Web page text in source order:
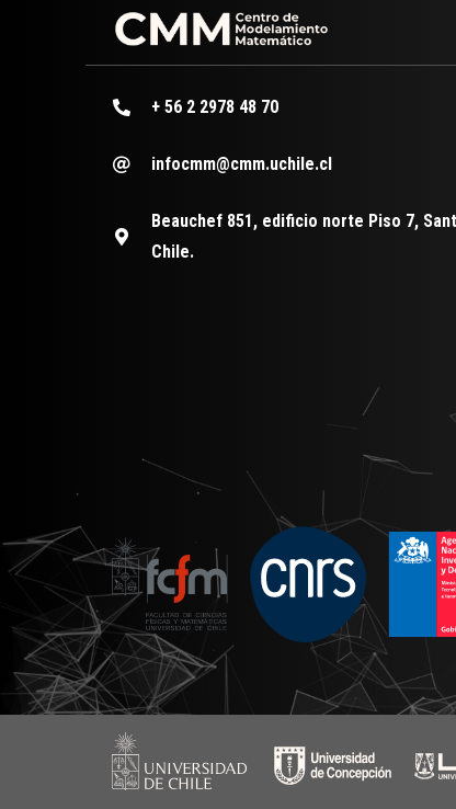
+ 56 2 2978 48 70
infocmm@cmm.uchile.cl
Beauchef 851, edificio norte Piso 7,
Chile.